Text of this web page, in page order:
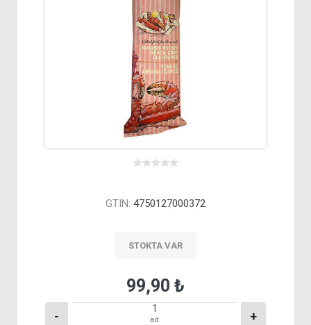
GTIN: 4750127000372
STOKTA VAR
99,90 ₺
- ad +